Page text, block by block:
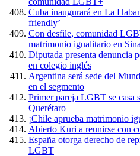
Cuba inaugurará en La
friendly’
Con desfile, comunidad
matrimonio igualitario en
Diputada presenta denuncia
en colegio inglés
Argentina será sede del
en el segmento
Primer pareja LGBT se casa
Querétaro
¡Chile aprueba matrimonio
Abierto Kuri a reunirse con
España otorga derecho de
LGBT